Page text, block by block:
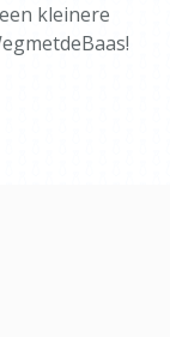
kleinere